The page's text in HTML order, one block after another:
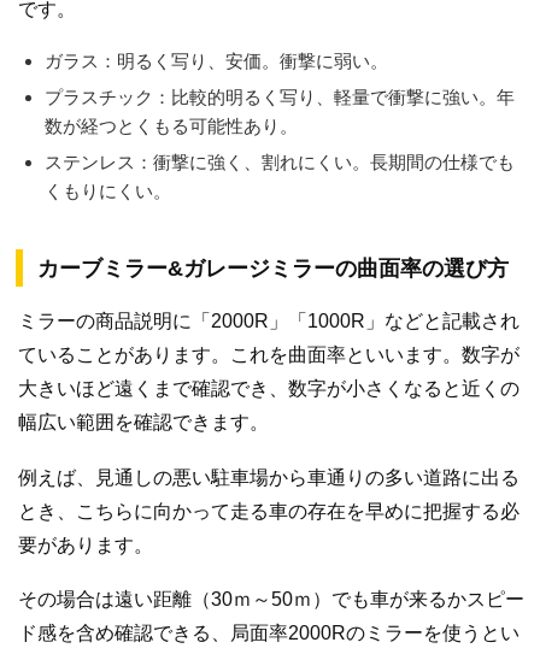
です。
ガラス：明るく写り、安価。衝撃に弱い。
プラスチック：比較的明るく写り、軽量で衝撃に強い。年
数が経つとくもる可能性あり。
ステンレス：衝撃に強く、割れにくい。長期間の仕様でも
くもりにくい。
カーブミラー&ガレージミラーの曲面率の選び方
ミラーの商品説明に「2000R」「1000R」などと記載され
ていることがあります。これを曲面率といいます。数字が
大きいほど遠くまで確認でき、数字が小さくなると近くの
幅広い範囲を確認できます。
例えば、見通しの悪い駐車場から車通りの多い道路に出る
とき、こちらに向かって走る車の存在を早めに把握する必
要があります。
その場合は遠い距離（30ｍ～50ｍ）でも車が来るかスピー
ド感を含め確認できる、局面率2000Rのミラーを使うとい